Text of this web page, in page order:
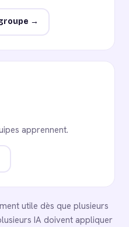
→
apprennent.
utile dès que plusieurs
IA doivent appliquer